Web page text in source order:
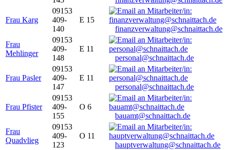
Frau Karg
09153
409-
140
E 15
finanzverwaltung@schnaittach.de
Frau
Mehlinger
09153
409-
148
E 11
personal@schnaittach.de
Frau Pasler
09153
409-
147
E 11
personal@schnaittach.de
Frau Pfister
09153
409-
155
O 6
bauamt@schnaittach.de
Frau
Quadvlieg
09153
409-
123
O 11
hauptverwaltung@schnaittach.de